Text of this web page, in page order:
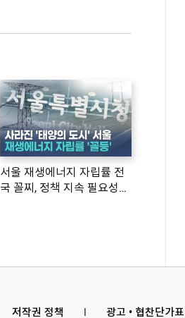
서울 재생에너지 자립률 전
국 꼴찌, 정책 지속 필요성
저작권 정책 l 광고 • 협찬단가표